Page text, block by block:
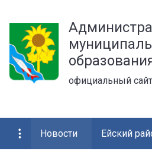
официальный сайт
Новости Ейский